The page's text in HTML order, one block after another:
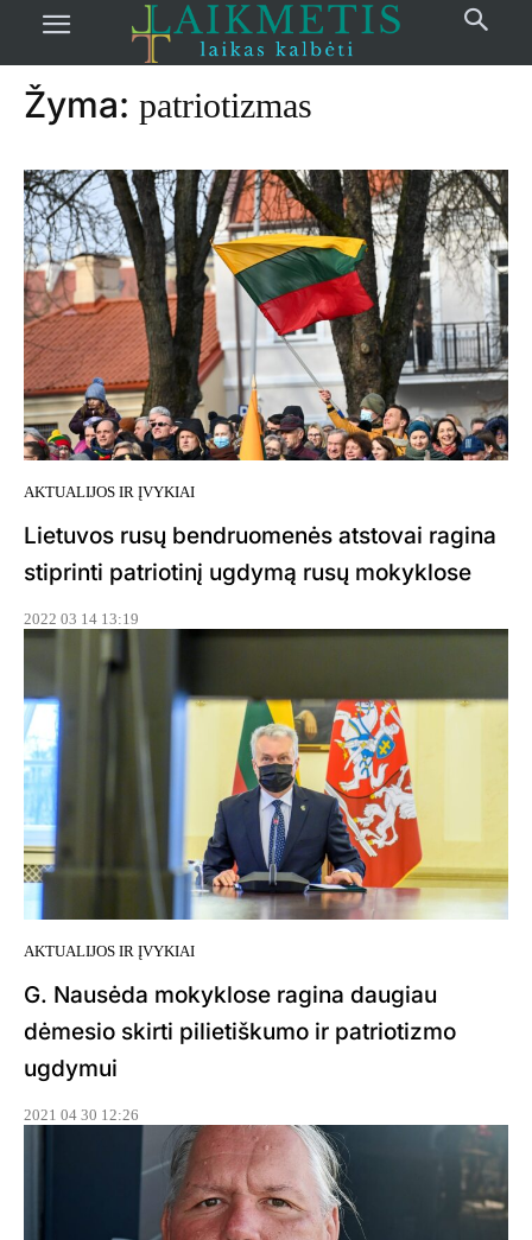
žymos Patriotizmas
Žyma: patriotizmas
AKTUALIJOS IR ĮVYKIAI
Lietuvos rusų bendruomenės atstovai ragina
stiprinti patriotinį ugdymą rusų mokyklose
2022 03 14 13:19
AKTUALIJOS IR ĮVYKIAI
G. Nausėda mokyklose ragina daugiau
dėmesio skirti pilietiškumo ir patriotizmo
ugdymui
2021 04 30 12:26